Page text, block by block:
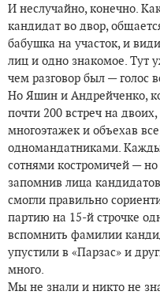
И неслучайно, конечно.
кандидат во двор,
бабушка на участок, и
лиц и одно знакомое. Тут
чем разговор был — голос
Но Яшин и Андрейченко,
почти 200 встреч на
многоэтажек и объехав
одномандатниками.
сотнями костромичей — но
запомнив лица
смогли правильно
партию на 15-й строчке
вспомнить фамилии
упустили в «Парзас» и
много.
Мы не знали и никто не